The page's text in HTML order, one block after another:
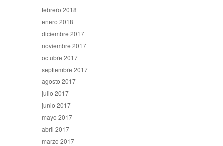
febrero 2018
enero 2018
diciembre 2017
noviembre 2017
octubre 2017
septiembre 2017
agosto 2017
julio 2017
junio 2017
mayo 2017
abril 2017
marzo 2017